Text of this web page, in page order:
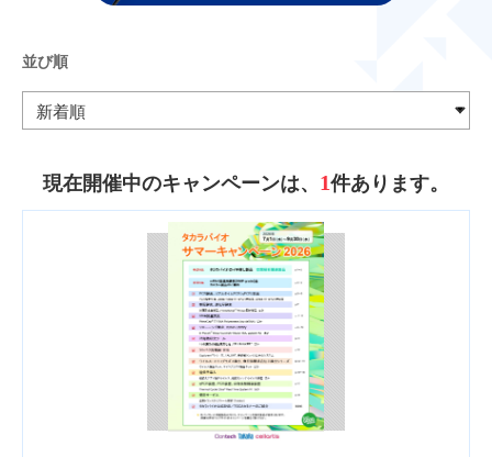
並び順
現在開催中のキャンペーンは、 1件あります。